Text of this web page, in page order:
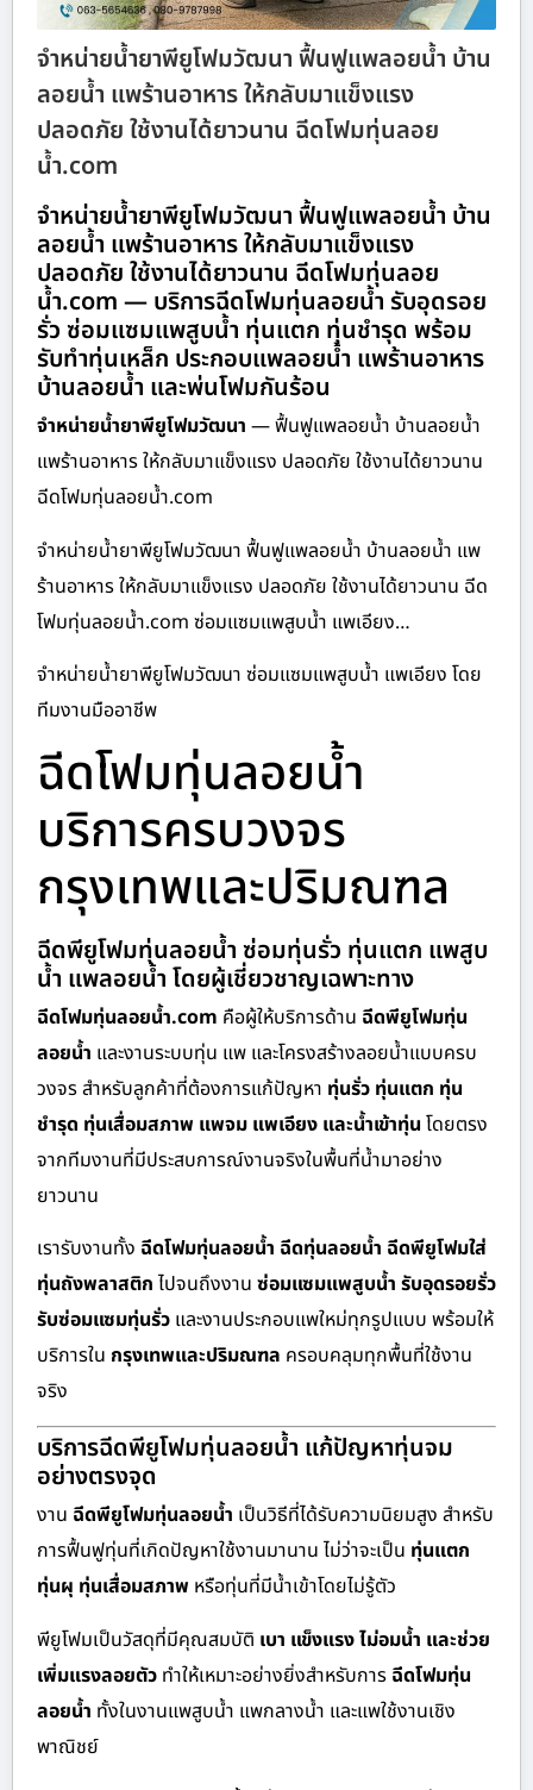
จำหน่ายน้ำยาพียูโฟมวัฒนา ฟื้นฟูแพลอยน้ำ บ้าน
ลอยน้ำ แพร้านอาหาร ให้กลับมาแข็งแรง
ปลอดภัย ใช้งานได้ยาวนาน ฉีดโฟมทุ่นลอย
น้ำ.com
จำหน่ายน้ำยาพียูโฟมวัฒนา ฟื้นฟูแพลอยน้ำ บ้าน
ลอยน้ำ แพร้านอาหาร ให้กลับมาแข็งแรง
ปลอดภัย ใช้งานได้ยาวนาน ฉีดโฟมทุ่นลอย
น้ำ.com — บริการฉีดโฟมทุ่นลอยน้ำ รับอุดรอย
รั่ว ซ่อมแซมแพสูบน้ำ ทุ่นแตก ทุ่นชำรุด พร้อม
รับทำทุ่นเหล็ก ประกอบแพลอยน้ำ แพร้านอาหาร
บ้านลอยน้ำ และพ่นโฟมกันร้อน
จำหน่ายน้ำยาพียูโฟมวัฒนา — ฟื้นฟูแพลอยน้ำ บ้านลอยน้ำ
แพร้านอาหาร ให้กลับมาแข็งแรง ปลอดภัย ใช้งานได้ยาวนาน
ฉีดโฟมทุ่นลอยน้ำ.com
จำหน่ายน้ำยาพียูโฟมวัฒนา ฟื้นฟูแพลอยน้ำ บ้านลอยน้ำ แพ
ร้านอาหาร ให้กลับมาแข็งแรง ปลอดภัย ใช้งานได้ยาวนาน ฉีด
โฟมทุ่นลอยน้ำ.com ซ่อมแซมแพสูบน้ำ แพเอียง…
จำหน่ายน้ำยาพียูโฟมวัฒนา ซ่อมแซมแพสูบน้ำ แพเอียง โดย
ทีมงานมืออาชีพ
ฉีดโฟมทุ่นลอยน้ำ
บริการครบวงจร
กรุงเทพและปริมณฑล
ฉีดพียูโฟมทุ่นลอยน้ำ ซ่อมทุ่นรั่ว ทุ่นแตก แพสูบ
น้ำ แพลอยน้ำ โดยผู้เชี่ยวชาญเฉพาะทาง
ฉีดโฟมทุ่นลอยน้ำ.com คือผู้ให้บริการด้าน ฉีดพียูโฟมทุ่น
ลอยน้ำ และงานระบบทุ่น แพ และโครงสร้างลอยน้ำแบบครบ
วงจร สำหรับลูกค้าที่ต้องการแก้ปัญหา ทุ่นรั่ว ทุ่นแตก ทุ่น
ชำรุด ทุ่นเสื่อมสภาพ แพจม แพเอียง และน้ำเข้าทุ่น โดยตรง
จากทีมงานที่มีประสบการณ์งานจริงในพื้นที่น้ำมาอย่าง
ยาวนาน
เรารับงานทั้ง ฉีดโฟมทุ่นลอยน้ำ ฉีดทุ่นลอยน้ำ ฉีดพียูโฟมใส่
ทุ่นถังพลาสติก ไปจนถึงงาน ซ่อมแซมแพสูบน้ำ รับอุดรอยรั่ว
รับซ่อมแซมทุ่นรั่ว และงานประกอบแพใหม่ทุกรูปแบบ พร้อมให้
บริการใน กรุงเทพและปริมณฑล ครอบคลุมทุกพื้นที่ใช้งาน
จริง
บริการฉีดพียูโฟมทุ่นลอยน้ำ แก้ปัญหาทุ่นจม
อย่างตรงจุด
งาน ฉีดพียูโฟมทุ่นลอยน้ำ เป็นวิธีที่ได้รับความนิยมสูง สำหรับ
การฟื้นฟูทุ่นที่เกิดปัญหาใช้งานมานาน ไม่ว่าจะเป็น ทุ่นแตก
ทุ่นผุ ทุ่นเสื่อมสภาพ หรือทุ่นที่มีน้ำเข้าโดยไม่รู้ตัว
พียูโฟมเป็นวัสดุที่มีคุณสมบัติ เบา แข็งแรง ไม่อมน้ำ และช่วย
เพิ่มแรงลอยตัว ทำให้เหมาะอย่างยิ่งสำหรับการ ฉีดโฟมทุ่น
ลอยน้ำ ทั้งในงานแพสูบน้ำ แพกลางน้ำ และแพใช้งานเชิง
พาณิชย์